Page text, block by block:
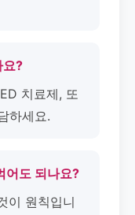
요?
치료제, 또
하세요.
어도 되나요?
이 원칙입니